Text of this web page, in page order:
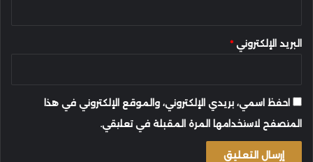
البريد الإلكتروني *
احفظ اسمي، بريدي الإلكتروني، والموقع الإلكتروني في هذا
المتصفح لاستخدامها المرة المقبلة في تعليقي.